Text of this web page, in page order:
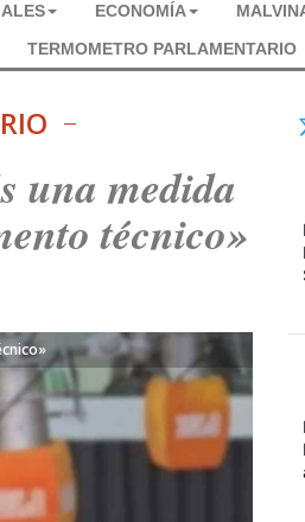
ECONOMÍA
TERMOMETRO PARLAMENTARIO
una medida
técnico»